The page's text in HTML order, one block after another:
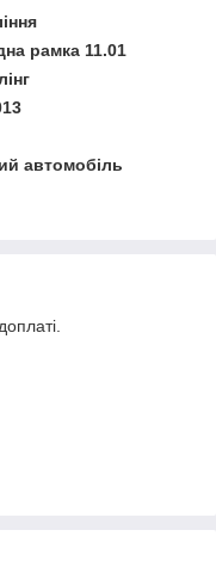
рамка 11.01
автомобіль